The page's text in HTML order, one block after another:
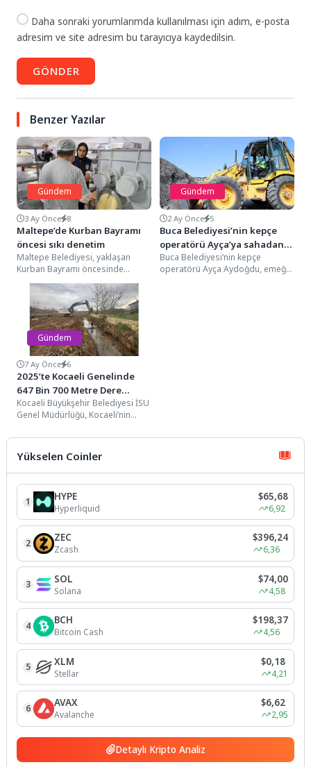
Daha sonraki yorumlarımda kullanılması için adım, e-posta
adresim ve site adresim bu tarayıcıya kaydedilsin.
GÖNDER
Benzer Yazılar
Gündem
3 Ay Önce 8
Maltepe’de Kurban Bayramı
öncesi sıkı denetim
Maltepe Belediyesi, yaklaşan
Kurban Bayramı öncesinde
vatandaşların sağlıklı, hijyenik ve
güvenilir gıdaya ulaşabilmesi için
ilçe...
Gündem
2 Ay Önce 5
Buca Belediyesi’nin kepçe
operatörü Ayça’ya sahadan
tam not
Buca Belediyesi’nin kepçe
operatörü Ayça Aydoğdu, emeği
Gündem
7 Ay Önce 6
2025’te Kocaeli Genelinde
647 Bin 700 Metre Dere
Temizliği Yapıldı
Kocaeli Büyükşehir Belediyesi İSU
Genel Müdürlüğü, Kocaeli’nin
derelerde temizlik çalışmalarını
aralıksız sürdürüyor....
Yükselen Coinler
1 HYPE
Hyperliquid
$65,68
6,92
2 ZEC
Zcash
$396,24
6,36
3 SOL
Solana
$74,00
4,58
4 BCH
Bitcoin Cash
$198,37
4,56
5 XLM
Stellar
$0,18
4,21
6 AVAX
Avalanche
$6,62
2,95
Detaylı Kripto Analiz